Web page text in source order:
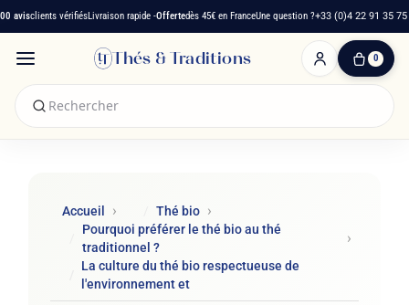
clients vérifiésLivraison rapide -Offertedès 45€ en FranceUne question ?+33 (0)4 22 91 35 75
Thés & Traditions 0
0
Accueil
Thé bio
Pourquoi préférer le thé bio au thé
traditionnel ?
La culture du thé bio respectueuse de
l'environnement et